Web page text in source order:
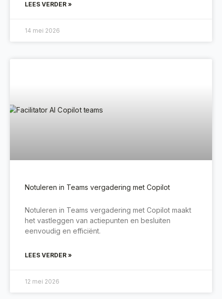
LEES VERDER »
14 mei 2026
Notuleren in Teams vergadering met Copilot
Notuleren in Teams vergadering met Copilot maakt
het vastleggen van actiepunten en besluiten
eenvoudig en efficiënt.
LEES VERDER »
12 mei 2026